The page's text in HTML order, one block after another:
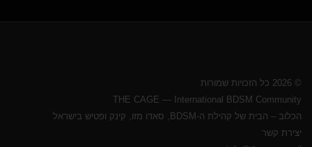
© 2026 כל הזכויות שמורות
THE CAGE — International BDSM Community
הכלוב – הבית של קהילת ה-BDSM, סאדו מזו, קינק ופטיש בישראל
יצירת קשר